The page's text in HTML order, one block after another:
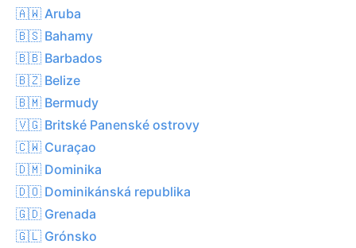
🇦🇼 Aruba
🇧🇸 Bahamy
🇧🇧 Barbados
🇧🇿 Belize
🇧🇲 Bermudy
🇻🇬 Britské Panenské ostrovy
🇨🇼 Curaçao
🇩🇲 Dominika
🇩🇴 Dominikánská republika
🇬🇩 Grenada
🇬🇱 Grónsko